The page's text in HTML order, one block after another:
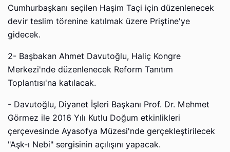
Cumhurbaşkanı seçilen Haşim Taçi için düzenlenecek
devir teslim törenine katılmak üzere Priştine'ye
gidecek.
2- Başbakan Ahmet Davutoğlu, Haliç Kongre
Merkezi'nde düzenlenecek Reform Tanıtım
Toplantısı'na katılacak.
- Davutoğlu, Diyanet İşleri Başkanı Prof. Dr. Mehmet
Görmez ile 2016 Yılı Kutlu Doğum etkinlikleri
çerçevesinde Ayasofya Müzesi'nde gerçekleştirilecek
"Aşk-ı Nebi" sergisinin açılışını yapacak.